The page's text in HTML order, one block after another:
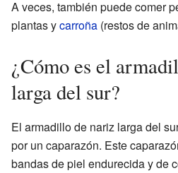
A veces, también puede comer
plantas ycarroña (restos de
¿Cómo es el
larga del sur?
El armadillo de nariz larga del
por un caparazón. Este
bandas de piel endurecida y de